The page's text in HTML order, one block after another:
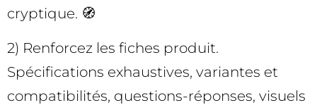
cryptique. 🧭
2) Renforcez les fiches produit.
Spécifications exhaustives, variantes et
compatibilités, questions-réponses, visuels